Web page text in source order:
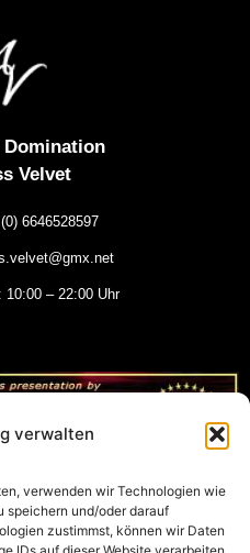
verwalten
verwenden wir Technologien wie
speichern und/oder darauf
zustimmst, können wir Daten
Domination
Velvet
6646528597
10:00 – 22:00 Uhr